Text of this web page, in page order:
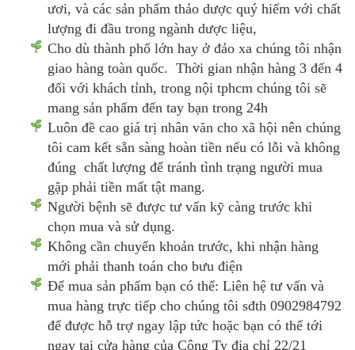
ươi, và các sản phẩm thảo dược quý hiếm với chất
lượng đi đầu trong ngành dược liệu,
Cho dù thành phố lớn hay ở đảo xa chúng tôi nhận
giao hàng toàn quốc. Thời gian nhận hàng 3 đến 4
đối với khách tỉnh, trong nội tphcm chúng tôi sẽ
mang sản phẩm đến tay bạn trong 24h
Luôn đề cao giá trị nhân văn cho xã hội nên chúng
tôi cam kết sẵn sàng hoàn tiền nếu có lỗi và không
đúng chất lượng để tránh tình trạng người mua
gặp phải tiền mất tật mang.
Người bệnh sẽ được tư vấn kỹ càng trước khi
chọn mua và sử dụng.
Không cần chuyển khoản trước, khi nhận hàng
mới phải thanh toán cho bưu điện
Để mua sản phẩm bạn có thể: Liên hệ tư vấn và
mua hàng trực tiếp cho chúng tôi sđth 0902984792
để được hỗ trợ ngay lập tức hoặc bạn có thể tới
ngay tại cửa hàng của Công Ty địa chỉ 22/21